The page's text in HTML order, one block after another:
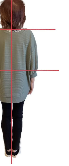
点
め施術
解説
は
技
る
ント
法
の理由